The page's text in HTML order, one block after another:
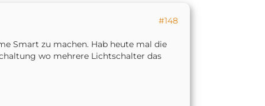
#148
Smart zu machen. Hab heute mal die
wo mehrere Lichtschalter das